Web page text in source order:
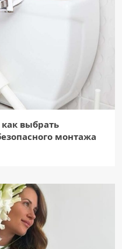
выбрать
монтажа